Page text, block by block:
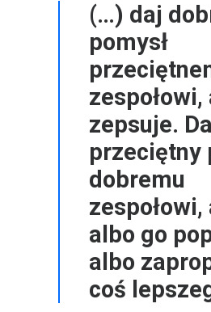
(…) daj
pomysł
zespołowi,
zepsuje.
przeciętny
dobremu
zespołowi,
albo go
albo
coś